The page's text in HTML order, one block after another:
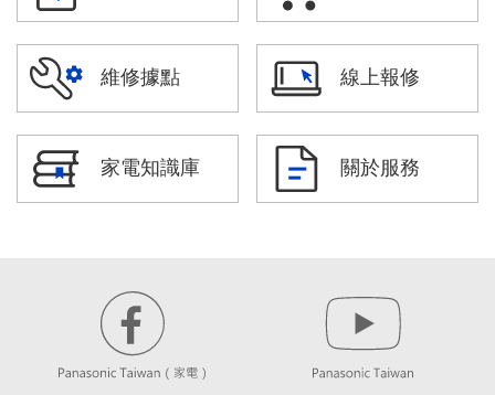
維修據點 線上報修
家電知識庫 關於服務